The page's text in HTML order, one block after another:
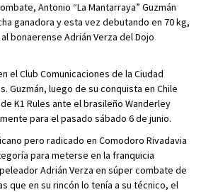
Antonio “La Mantarraya” Guzmán
ganadora y esta vez debutando en 70 kg,
bonaerense Adrián Verza del Dojo
el Club Comunicaciones de la Ciudad
Guzmán, luego de su conquista en Chile
K1 Rules ante el brasileño Wanderley
para el pasado sábado 6 de junio.
pero radicado en Comodoro Rivadavia
para meterse en la franquicia
Adrián Verza en súper combate de
que en su rincón lo tenía a su técnico, el